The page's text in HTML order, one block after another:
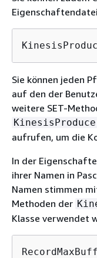
Sie können jeden
auf den der
weitere SET-
aufrufen, um die
In der
ihrer Namen in
Namen stimmen
Methoden der
Klasse verwendet